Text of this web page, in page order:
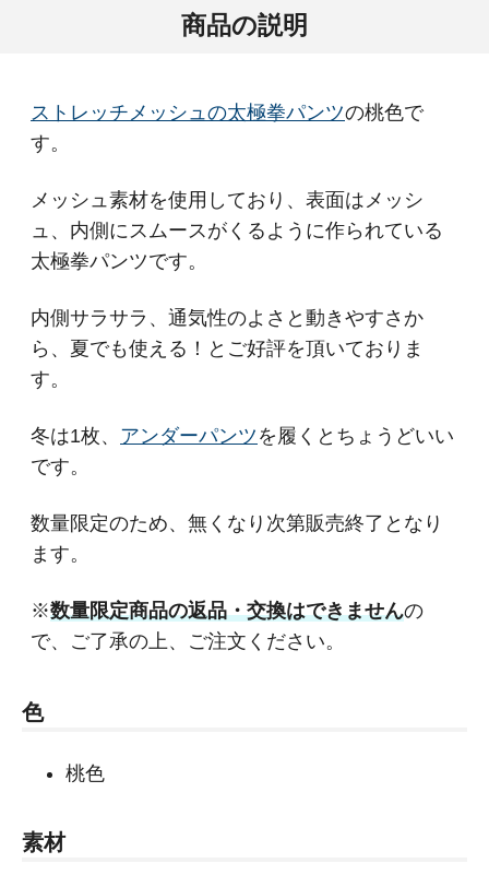
商品の説明
ストレッチメッシュの太極拳パンツの桃色で
す。
メッシュ素材を使用しており、表面はメッシ
ュ、内側にスムースがくるように作られている
太極拳パンツです。
内側サラサラ、通気性のよさと動きやすさか
ら、夏でも使える！とご好評を頂いておりま
す。
冬は1枚、 アンダーパンツ を履くとちょうどいい
です。
数量限定のため、無くなり次第販売終了となり
ます。
※数量限定商品の返品・交換はできませんの
で、ご了承の上、ご注文ください。
色
桃色
素材